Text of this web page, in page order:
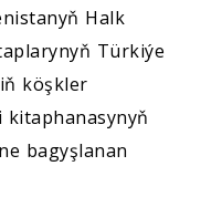
Halk
Türkiýe
köşkler
bagyşlanan